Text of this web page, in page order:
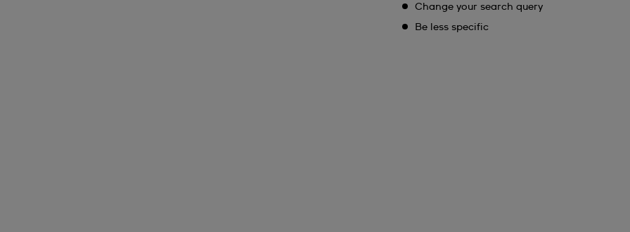
Change your search query
Be less specific